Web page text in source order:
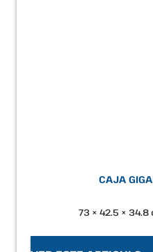
CAJA
73 × 42.5 ×